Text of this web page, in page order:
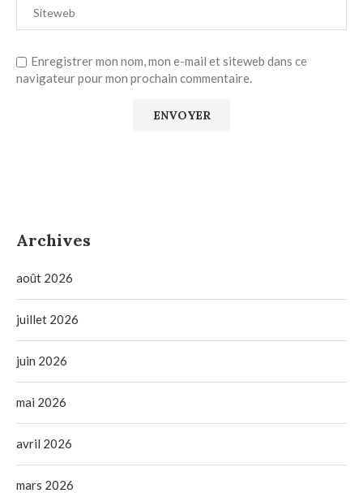
Enregistrer mon nom, mon e-mail et siteweb dans ce
navigateur pour mon prochain commentaire.
Archives
août 2026
juillet 2026
juin 2026
mai 2026
avril 2026
mars 2026